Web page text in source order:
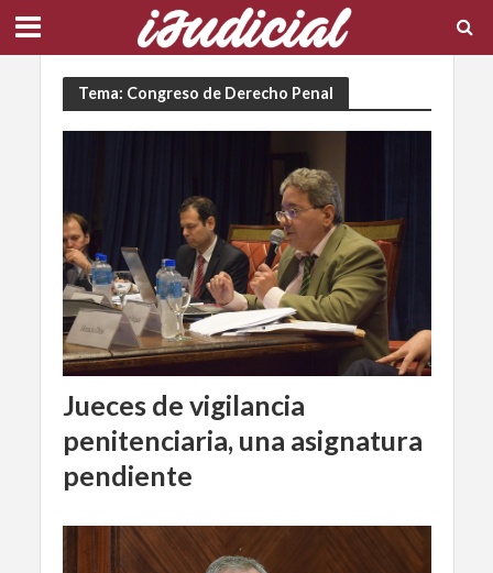
Tema: Congreso de Derecho Penal
Jueces de vigilancia
penitenciaria, una asignatura
pendiente